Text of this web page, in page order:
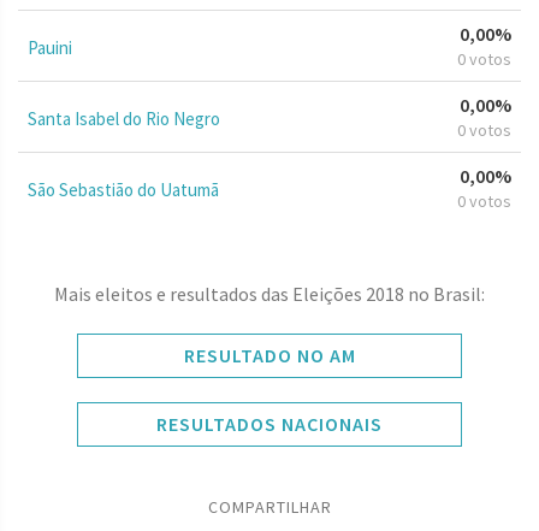
Pauini
0,00%
0 votos
Santa Isabel do Rio Negro
0,00%
0 votos
São Sebastião do Uatumã
0,00%
0 votos
Mais eleitos e resultados das Eleições 2018 no Brasil:
RESULTADO NO AM
RESULTADOS NACIONAIS
COMPARTILHAR